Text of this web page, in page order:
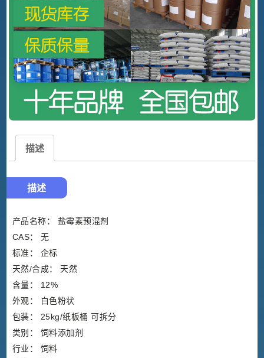
描述
描述
产品名称： 盐霉素预混剂
CAS： 无
标准： 企标
天然/合成： 天然
含量： 12%
外观： 白色粉状
包装： 25kg/纸板桶 可拆分
类别： 饲料添加剂
行业： 饲料